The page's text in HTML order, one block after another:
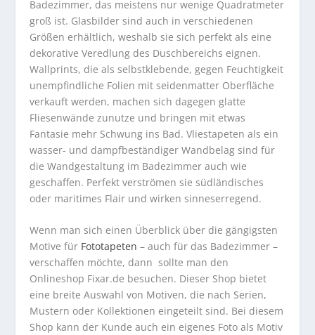
Badezimmer, das meistens nur wenige Quadratmeter
groß ist. Glasbilder sind auch in verschiedenen
Größen erhältlich, weshalb sie sich perfekt als eine
dekorative Veredlung des Duschbereichs eignen.
Wallprints, die als selbstklebende, gegen Feuchtigkeit
unempfindliche Folien mit seidenmatter Oberfläche
verkauft werden, machen sich dagegen glatte
Fliesenwände zunutze und bringen mit etwas
Fantasie mehr Schwung ins Bad. Vliestapeten als ein
wasser- und dampfbeständiger Wandbelag sind für
die Wandgestaltung im Badezimmer auch wie
geschaffen. Perfekt verströmen sie südländisches
oder maritimes Flair und wirken sinneserregend.
Wenn man sich einen Überblick über die gängigsten
Motive für Fototapeten – auch für das Badezimmer –
verschaffen möchte, dann sollte man den
Onlineshop Fixar.de besuchen. Dieser Shop bietet
eine breite Auswahl von Motiven, die nach Serien,
Mustern oder Kollektionen eingeteilt sind. Bei diesem
Shop kann der Kunde auch ein eigenes Foto als Motiv